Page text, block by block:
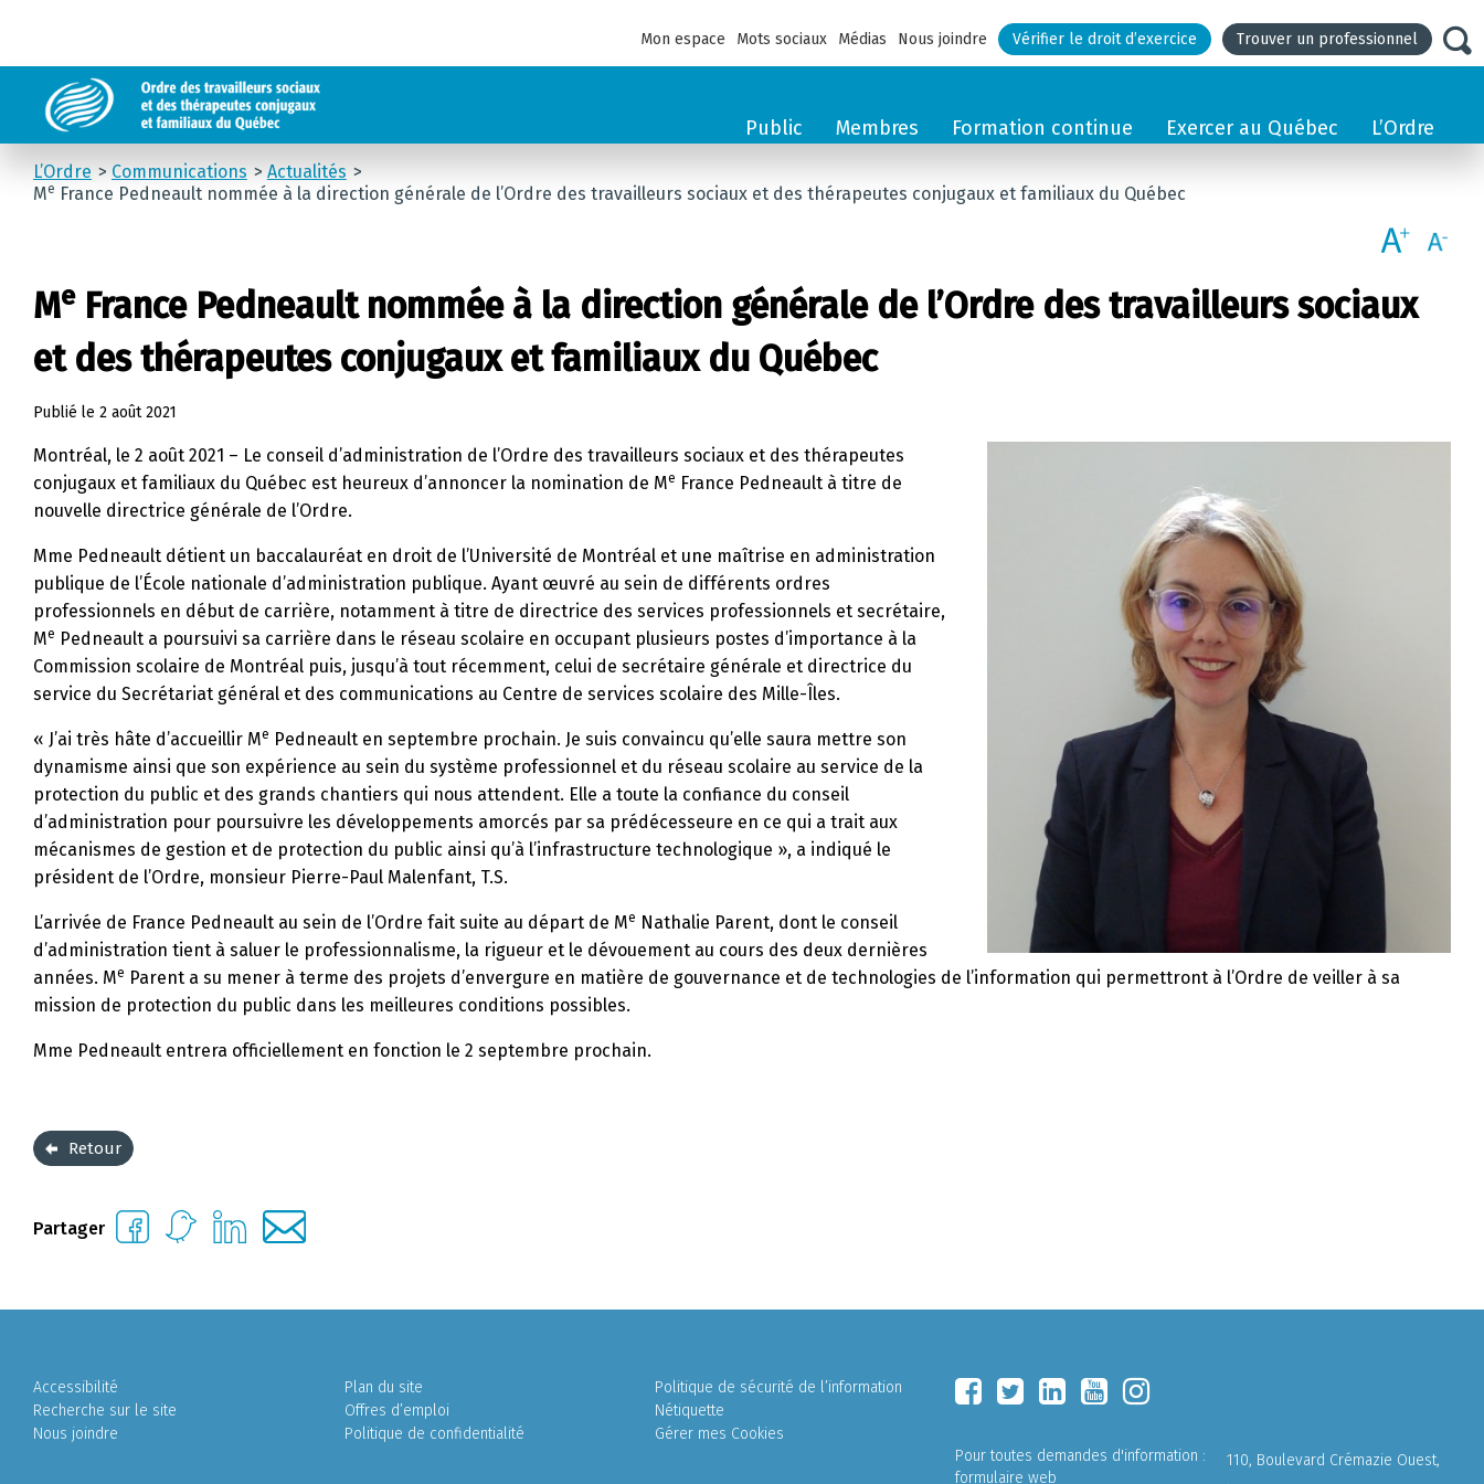
Mon espace Mots sociaux Médias Nous joindre Vérifier le droit d’exercice Trouver un professionnel
Public Membres Formation continue Exercer au Québec L’Ordre
L’Ordre Communications
Actualités
Me France Pedneault nommée à la direction générale de l’Ordre des travailleurs sociaux et des thérapeutes conjugaux et familiaux du Québec
MeFrance Pedneault nommée à la direction générale de l’Ordre des travailleurs sociaux
et des thérapeutes conjugaux et familiaux du Québec
Publié le 2 août 2021
Montréal, le 2 août 2021 – Le conseil d’administration de l’Ordre des travailleurs sociaux et des thérapeutes
conjugaux et familiaux du Québec est heureux d’annoncer la nomination de Me France Pedneault à titre de
nouvelle directrice générale de l’Ordre.
Mme Pedneault détient un baccalauréat en droit de l’Université de Montréal et une maîtrise en administration
publique de l’École nationale d’administration publique. Ayant œuvré au sein de différents ordres
professionnels en début de carrière, notamment à titre de directrice des services professionnels et secrétaire,
Me Pedneault a poursuivi sa carrière dans le réseau scolaire en occupant plusieurs postes d’importance à la
Commission scolaire de Montréal puis, jusqu’à tout récemment, celui de secrétaire générale et directrice du
service du Secrétariat général et des communications au Centre de services scolaire des Mille-Îles.
« J’ai très hâte d’accueillir Me Pedneault en septembre prochain. Je suis convaincu qu’elle saura mettre son
dynamisme ainsi que son expérience au sein du système professionnel et du réseau scolaire au service de la
protection du public et des grands chantiers qui nous attendent. Elle a toute la confiance du conseil
d’administration pour poursuivre les développements amorcés par sa prédécesseure en ce qui a trait aux
mécanismes de gestion et de protection du public ainsi qu’à l’infrastructure technologique », a indiqué le
président de l’Ordre, monsieur Pierre-Paul Malenfant, T.S.
L’arrivée de France Pedneault au sein de l’Ordre fait suite au départ de Me Nathalie Parent, dont le conseil
d’administration tient à saluer le professionnalisme, la rigueur et le dévouement au cours des deux dernières
années. Me Parent a su mener à terme des projets d’envergure en matière de gouvernance et de technologies de l’information qui permettront à l’Ordre de veiller à sa
mission de protection du public dans les meilleures conditions possibles.
Mme Pedneault entrera officiellement en fonction le 2 septembre prochain.
Retour
Partager
Accessibilité
Recherche sur le site
Nous joindre
Plan du site
Offres d’emploi
Politique de confidentialité
Politique de sécurité de l’information
Nétiquette
Gérer mes Cookies
Pour toutes demandes d'information :
formulaire web
110, Boulevard Crémazie Ouest,